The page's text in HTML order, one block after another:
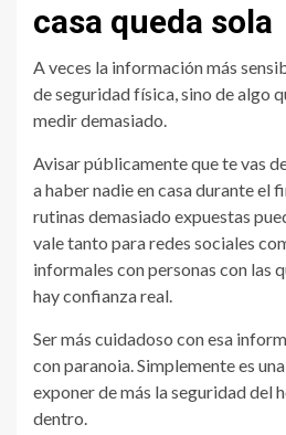
casa queda sola
A veces la información más
de seguridad física, sino de algo
medir demasiado.
Avisar públicamente que te vas
a haber nadie en casa durante el
rutinas demasiado expuestas
vale tanto para redes sociales
informales con personas con las
hay confianza real.
Ser más cuidadoso con esa
con paranoia. Simplemente es
exponer de más la seguridad del
dentro.